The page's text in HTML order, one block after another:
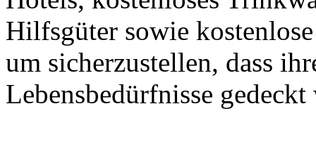
Hilfsgüter sowie
um sicherzustellen, dass
Lebensbedürfnisse gedeckt